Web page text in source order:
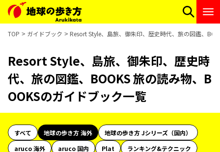
TOP ガイドブック Resort Style、島旅、御朱印、歴史時代、旅の図鑑、
Resort Style、島旅、御朱印、歴史時
代、旅の図鑑、BOOKS 旅の読み物、B
OOKSのガイドブック一覧
すべて 地球の歩き方 海外
地球の歩き方 Jシリーズ（国内）
aruco 海外
aruco 国内 Plat
ランキング&テクニック